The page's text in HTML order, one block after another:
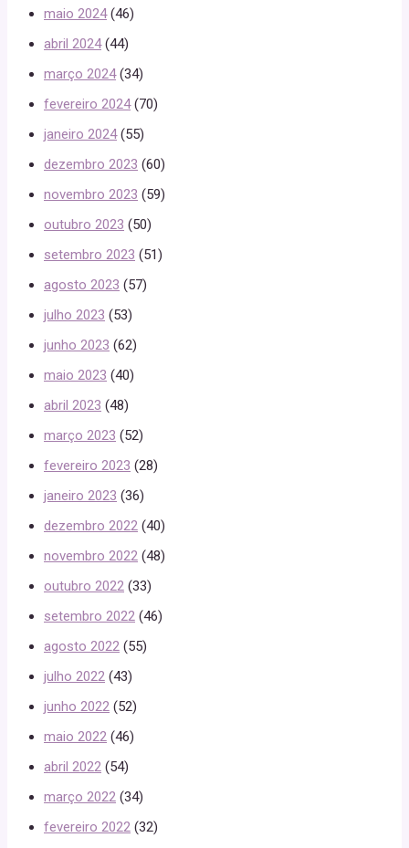
maio 2024(46)
abril 2024(44)
março 2024(34)
fevereiro 2024(70)
janeiro 2024(55)
dezembro 2023 (60)
novembro 2023 (59)
outubro 2023 (50)
setembro 2023 (51)
agosto 2023 (57)
julho 2023 (53)
junho 2023 (62)
maio 2023 (40)
abril 2023 (48)
março 2023 (52)
fevereiro 2023 (28)
janeiro 2023 (36)
dezembro 2022 (40)
novembro 2022 (48)
outubro 2022 (33)
setembro 2022 (46)
agosto 2022 (55)
julho 2022 (43)
junho 2022 (52)
maio 2022 (46)
abril 2022 (54)
março 2022 (34)
fevereiro 2022 (32)